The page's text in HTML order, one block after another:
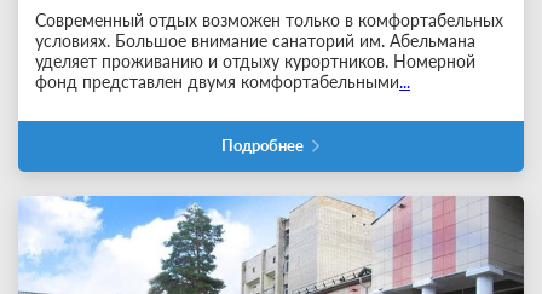
Современный отдых возможен только в комфортабельных
условиях. Большое внимание санаторий им. Абельмана
уделяет проживанию и отдыху курортников. Номерной
фонд представлен двумя комфортабельными...
Подробнее